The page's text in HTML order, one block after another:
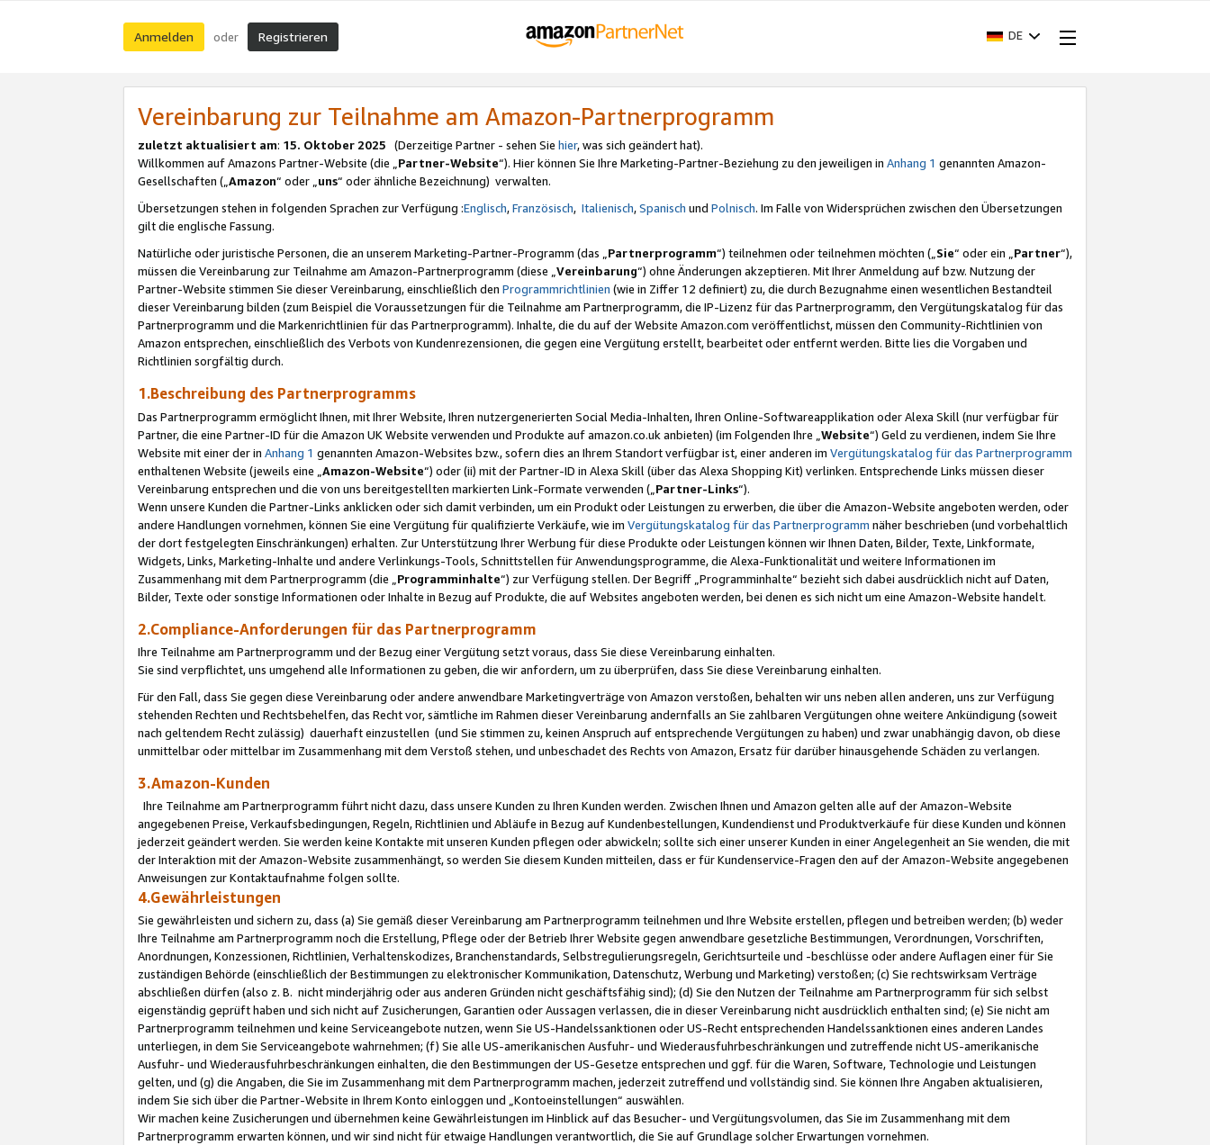
Anmelden oder Registrieren DE
Vereinbarung zur Teilnahme am Amazon-Partnerprogramm
zuletzt aktualisiert am: 15. Oktober 2025 (Derzeitige Partner - sehen Sie hier, was sich geändert hat).
Willkommen auf Amazons Partner-Website (die „Partner-Website“). Hier können Sie Ihre Marketing-Partner-Beziehung zu den jeweiligen in Anhang 1 genannten Amazon-
Gesellschaften („Amazon“ oder „uns“ oder ähnliche Bezeichnung) verwalten.
Übersetzungen stehen in folgenden Sprachen zur Verfügung :Englisch,Französisch, Italienisch,Spanisch und Polnisch. Im Falle von Widersprüchen zwischen den Übersetzungen
gilt die englische Fassung.
Natürliche oder juristische Personen, die an unserem Marketing-Partner-Programm (das „Partnerprogramm“) teilnehmen oder teilnehmen möchten („Sie“ oder ein „Partner“),
müssen die Vereinbarung zur Teilnahme am Amazon-Partnerprogramm (diese „Vereinbarung“) ohne Änderungen akzeptieren. Mit Ihrer Anmeldung auf bzw. Nutzung der
Partner-Website stimmen Sie dieser Vereinbarung, einschließlich den Programmrichtlinien (wie in Ziffer 12 definiert) zu, die durch Bezugnahme einen wesentlichen Bestandteil
dieser Vereinbarung bilden (zum Beispiel die Voraussetzungen für die Teilnahme am Partnerprogramm, die IP-Lizenz für das Partnerprogramm, den Vergütungskatalog für das
Partnerprogramm und die Markenrichtlinien für das Partnerprogramm). Inhalte, die du auf der Website Amazon.com veröffentlichst, müssen den Community-Richtlinien von
Amazon entsprechen, einschließlich des Verbots von Kundenrezensionen, die gegen eine Vergütung erstellt, bearbeitet oder entfernt werden. Bitte lies die Vorgaben und
Richtlinien sorgfältig durch.
1.Beschreibung des Partnerprogramms
Das Partnerprogramm ermöglicht Ihnen, mit Ihrer Website, Ihren nutzergenerierten Social Media-Inhalten, Ihren Online-Softwareapplikation oder Alexa Skill (nur verfügbar für
Partner, die eine Partner-ID für die Amazon UK Website verwenden und Produkte auf amazon.co.uk anbieten) (im Folgenden Ihre „ Website“) Geld zu verdienen, indem Sie Ihre
Website mit einer der in Anhang 1 genannten Amazon-Websites bzw., sofern dies an Ihrem Standort verfügbar ist, einer anderen im Vergütungskatalog für das Partnerprogramm
enthaltenen Website (jeweils eine „ Amazon-Website“) oder (ii) mit der Partner-ID in Alexa Skill (über das Alexa Shopping Kit) verlinken. Entsprechende Links müssen dieser
Vereinbarung entsprechen und die von uns bereitgestellten markierten Link-Formate verwenden („ Partner-Links“).
Wenn unsere Kunden die Partner-Links anklicken oder sich damit verbinden, um ein Produkt oder Leistungen zu erwerben, die über die Amazon-Website angeboten werden, oder
andere Handlungen vornehmen, können Sie eine Vergütung für qualifizierte Verkäufe, wie im Vergütungskatalog für das Partnerprogramm näher beschrieben (und vorbehaltlich
der dort festgelegten Einschränkungen) erhalten. Zur Unterstützung Ihrer Werbung für diese Produkte oder Leistungen können wir Ihnen Daten, Bilder, Texte, Linkformate,
Widgets, Links, Marketing-Inhalte und andere Verlinkungs-Tools, Schnittstellen für Anwendungsprogramme, die Alexa-Funktionalität und weitere Informationen im
Zusammenhang mit dem Partnerprogramm (die „ Programminhalte“) zur Verfügung stellen. Der Begriff „Programminhalte“ bezieht sich dabei ausdrücklich nicht auf Daten,
Bilder, Texte oder sonstige Informationen oder Inhalte in Bezug auf Produkte, die auf Websites angeboten werden, bei denen es sich nicht um eine Amazon-Website handelt.
2.Compliance-Anforderungen für das Partnerprogramm
Ihre Teilnahme am Partnerprogramm und der Bezug einer Vergütung setzt voraus, dass Sie diese Vereinbarung einhalten.
Sie sind verpflichtet, uns umgehend alle Informationen zu geben, die wir anfordern, um zu überprüfen, dass Sie diese Vereinbarung einhalten.
Für den Fall, dass Sie gegen diese Vereinbarung oder andere anwendbare Marketingverträge von Amazon verstoßen, behalten wir uns neben allen anderen, uns zur Verfügung
stehenden Rechten und Rechtsbehelfen, das Recht vor, sämtliche im Rahmen dieser Vereinbarung andernfalls an Sie zahlbaren Vergütungen ohne weitere Ankündigung (soweit
nach geltendem Recht zulässig) dauerhaft einzustellen (und Sie stimmen zu, keinen Anspruch auf entsprechende Vergütungen zu haben) und zwar unabhängig davon, ob diese
unmittelbar oder mittelbar im Zusammenhang mit dem Verstoß stehen, und unbeschadet des Rechts von Amazon, Ersatz für darüber hinausgehende Schäden zu verlangen.
3.Amazon-Kunden
Ihre Teilnahme am Partnerprogramm führt nicht dazu, dass unsere Kunden zu Ihren Kunden werden. Zwischen Ihnen und Amazon gelten alle auf der Amazon-Website
angegebenen Preise, Verkaufsbedingungen, Regeln, Richtlinien und Abläufe in Bezug auf Kundenbestellungen, Kundendienst und Produktverkäufe für diese Kunden und können
jederzeit geändert werden. Sie werden keine Kontakte mit unseren Kunden pflegen oder abwickeln; sollte sich einer unserer Kunden in einer Angelegenheit an Sie wenden, die mit
der Interaktion mit der Amazon-Website zusammenhängt, so werden Sie diesem Kunden mitteilen, dass er für Kundenservice-Fragen den auf der Amazon-Website angegebenen
Anweisungen zur Kontaktaufnahme folgen sollte.
4.Gewährleistungen
Sie gewährleisten und sichern zu, dass (a) Sie gemäß dieser Vereinbarung am Partnerprogramm teilnehmen und Ihre Website erstellen, pflegen und betreiben werden; (b) weder
Ihre Teilnahme am Partnerprogramm noch die Erstellung, Pflege oder der Betrieb Ihrer Website gegen anwendbare gesetzliche Bestimmungen, Verordnungen, Vorschriften,
Anordnungen, Konzessionen, Richtlinien, Verhaltenskodizes, Branchenstandards, Selbstregulierungsregeln, Gerichtsurteile und -beschlüsse oder andere Auflagen einer für Sie
zuständigen Behörde (einschließlich der Bestimmungen zu elektronischer Kommunikation, Datenschutz, Werbung und Marketing) verstoßen; (c) Sie rechtswirksam Verträge
abschließen dürfen (also z. B. nicht minderjährig oder aus anderen Gründen nicht geschäftsfähig sind); (d) Sie den Nutzen der Teilnahme am Partnerprogramm für sich selbst
eigenständig geprüft haben und sich nicht auf Zusicherungen, Garantien oder Aussagen verlassen, die in dieser Vereinbarung nicht ausdrücklich enthalten sind; (e) Sie nicht am
Partnerprogramm teilnehmen und keine Serviceangebote nutzen, wenn Sie US-Handelssanktionen oder US-Recht entsprechenden Handelssanktionen eines anderen Landes
unterliegen, in dem Sie Serviceangebote wahrnehmen; (f) Sie alle US-amerikanischen Ausfuhr- und Wiederausfuhrbeschränkungen und zutreffende nicht US-amerikanische
Ausfuhr- und Wiederausfuhrbeschränkungen einhalten, die den Bestimmungen der US-Gesetze entsprechen und ggf. für die Waren, Software, Technologie und Leistungen
gelten, und (g) die Angaben, die Sie im Zusammenhang mit dem Partnerprogramm machen, jederzeit zutreffend und vollständig sind. Sie können Ihre Angaben aktualisieren,
indem Sie sich über die Partner-Website in Ihrem Konto einloggen und „Kontoeinstellungen“ auswählen.
Wir machen keine Zusicherungen und übernehmen keine Gewährleistungen im Hinblick auf das Besucher- und Vergütungsvolumen, das Sie im Zusammenhang mit dem
Partnerprogramm erwarten können, und wir sind nicht für etwaige Handlungen verantwortlich, die Sie auf Grundlage solcher Erwartungen vornehmen.